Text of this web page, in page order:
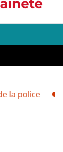
Guinée :